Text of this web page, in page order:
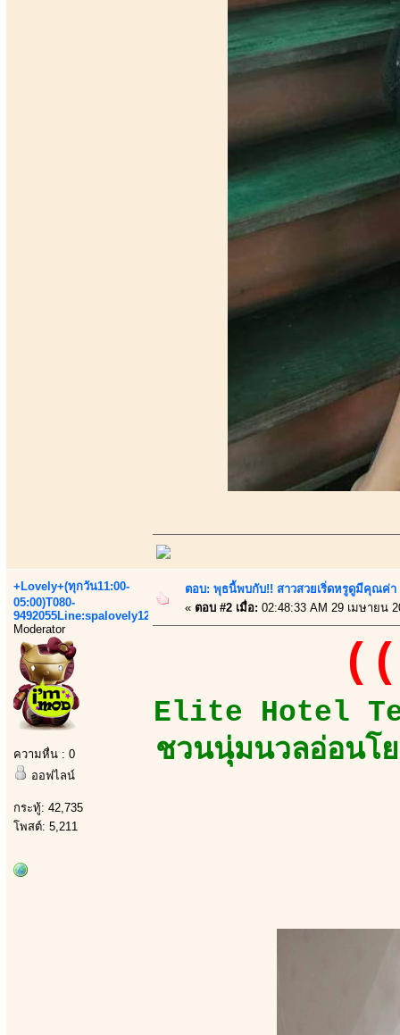
+Lovely+(ทุกวัน11:00-
05:00)T080-
9492055Line:spalovely123
Moderator
ความหื่น : 0
ออฟไลน์
กระทู้: 42,735
โพสต์: 5,211
ตอบ: พุธนี้พบกับ!! สาวสวยเริ่ดหรูดูมีคุณค่า
« ตอบ #2 เมื่อ: 02:48:33 AM 29 เมษายน
((
Elite Hotel
ชวนนุ่มนวลอ่อน